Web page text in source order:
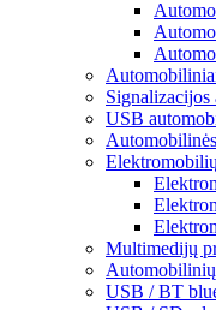
Signalizacijos
USB
Multimedijų
USB / BT